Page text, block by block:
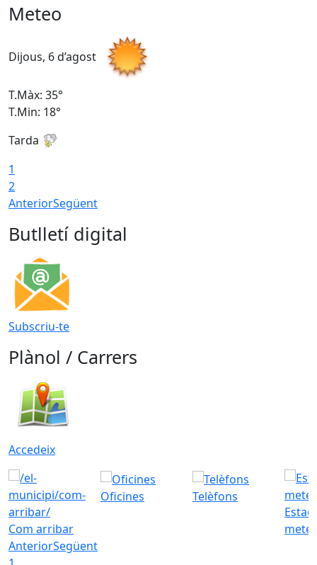
Meteo
Dijous, 6 d’agost
T.Màx: 35°
T.Min: 18°
Tarda
1
2
AnteriorSegüent
Butlletí digital
Subscriu-te
Plànol / Carrers
Accedeix
Com arribar
Oficines
Telèfons
AnteriorSegüent